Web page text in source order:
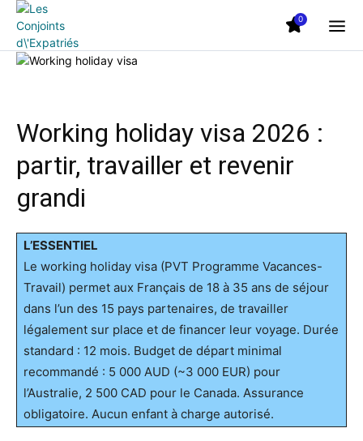
0
Working holiday visa 2026 :
partir, travailler et revenir
grandi
L’ESSENTIEL
Le working holiday visa (PVT Programme Vacances-
Travail) permet aux Français de 18 à 35 ans de séjour
dans l’un des 15 pays partenaires, de travailler
légalement sur place et de financer leur voyage. Durée
standard : 12 mois. Budget de départ minimal
recommandé : 5 000 AUD (~3 000 EUR) pour
l’Australie, 2 500 CAD pour le Canada. Assurance
obligatoire. Aucun enfant à charge autorisé.